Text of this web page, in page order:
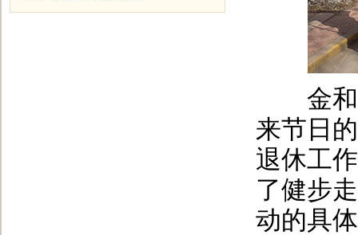
金和
来节日
退休工
了健步
动的具